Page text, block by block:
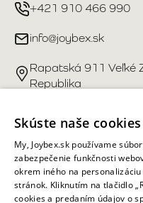
+421 910 466 990
info@joybex.sk
Rapatská 911 Veľké
Republika
Užitočné odkazy
Účet
Informácie
Skúste naše cookies
My, Joybex.sk používame
zabezpečenie funkčnosti
okrem iného na
stránok. Kliknutím na tlačidlo
cookies a predaním údajov o